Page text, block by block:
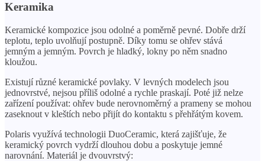
Keramika
Keramické kompozice jsou odolné a poměrně pevné. Dobře drží
teplotu, teplo uvolňují postupně. Díky tomu se ohřev stává
jemným a jemným. Povrch je hladký, lokny po něm snadno
kloužou.
Existují různé keramické povlaky. V levných modelech jsou
jednovrstvé, nejsou příliš odolné a rychle praskají. Poté již nelze
zařízení používat: ohřev bude nerovnoměrný a prameny se mohou
zaseknout v kleštích nebo přijít do kontaktu s přehřátým kovem.
Polaris využívá technologii DuoCeramic, která zajišťuje, že
keramický povrch vydrží dlouhou dobu a poskytuje jemné
narovnání. Materiál je dvouvrstvý: